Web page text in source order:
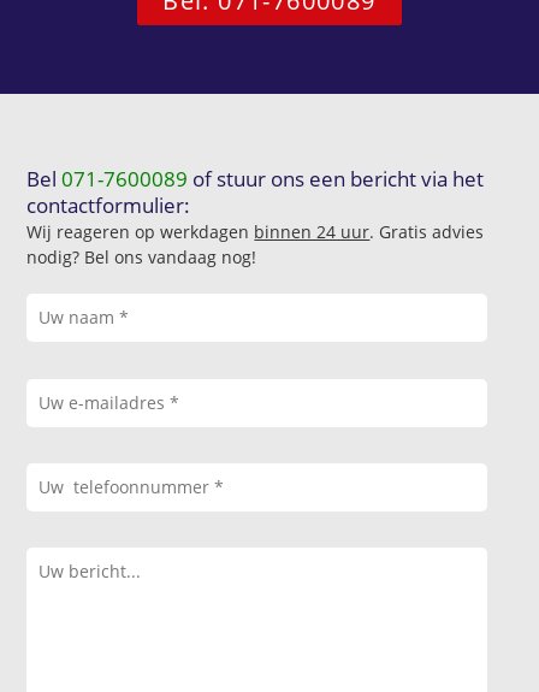
Bel071-7600089 of stuur ons een bericht via het
contactformulier:
Wij reageren op werkdagen binnen 24 uur. Gratis advies
nodig? Bel ons vandaag nog!